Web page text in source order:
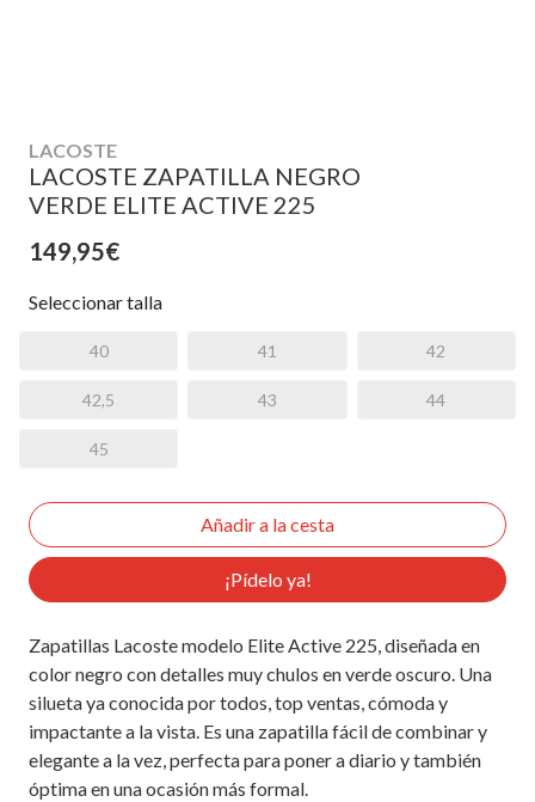
LACOSTE
LACOSTE ZAPATILLA NEGRO
VERDE ELITE ACTIVE 225
149,95€
Seleccionar talla
40 41 42
42,5 43 44
45
¡Pídelo ya!
Zapatillas Lacoste modelo Elite Active 225, diseñada en
color negro con detalles muy chulos en verde oscuro. Una
silueta ya conocida por todos, top ventas, cómoda y
impactante a la vista. Es una zapatilla fácil de combinar y
elegante a la vez, perfecta para poner a diario y también
óptima en una ocasión más formal.